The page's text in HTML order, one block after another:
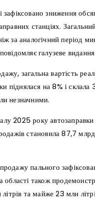
зниження
станціях.
за аналогічний період
галузеве видання
загальна вартість
на 8% і
незначними.
2025 року автозаправки
становила 87,7
пального
області також
та майже 23 млн